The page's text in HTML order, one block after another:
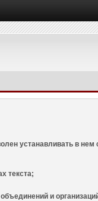
устанавливать в
текста;
и